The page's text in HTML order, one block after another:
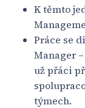
K těmto
Práce se
Manager
už přáci
týmech.